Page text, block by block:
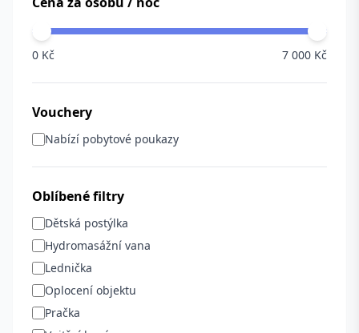
0 Kč 7 000 Kč
Vouchery
Nabízí pobytové poukazy
Oblíbené filtry
Dětská postýlka
Hydromasážní vana
Lednička
Oplocení objektu
Pračka